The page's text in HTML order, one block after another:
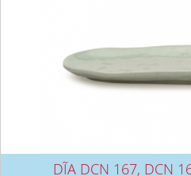
DĨA DCN 167, DCN